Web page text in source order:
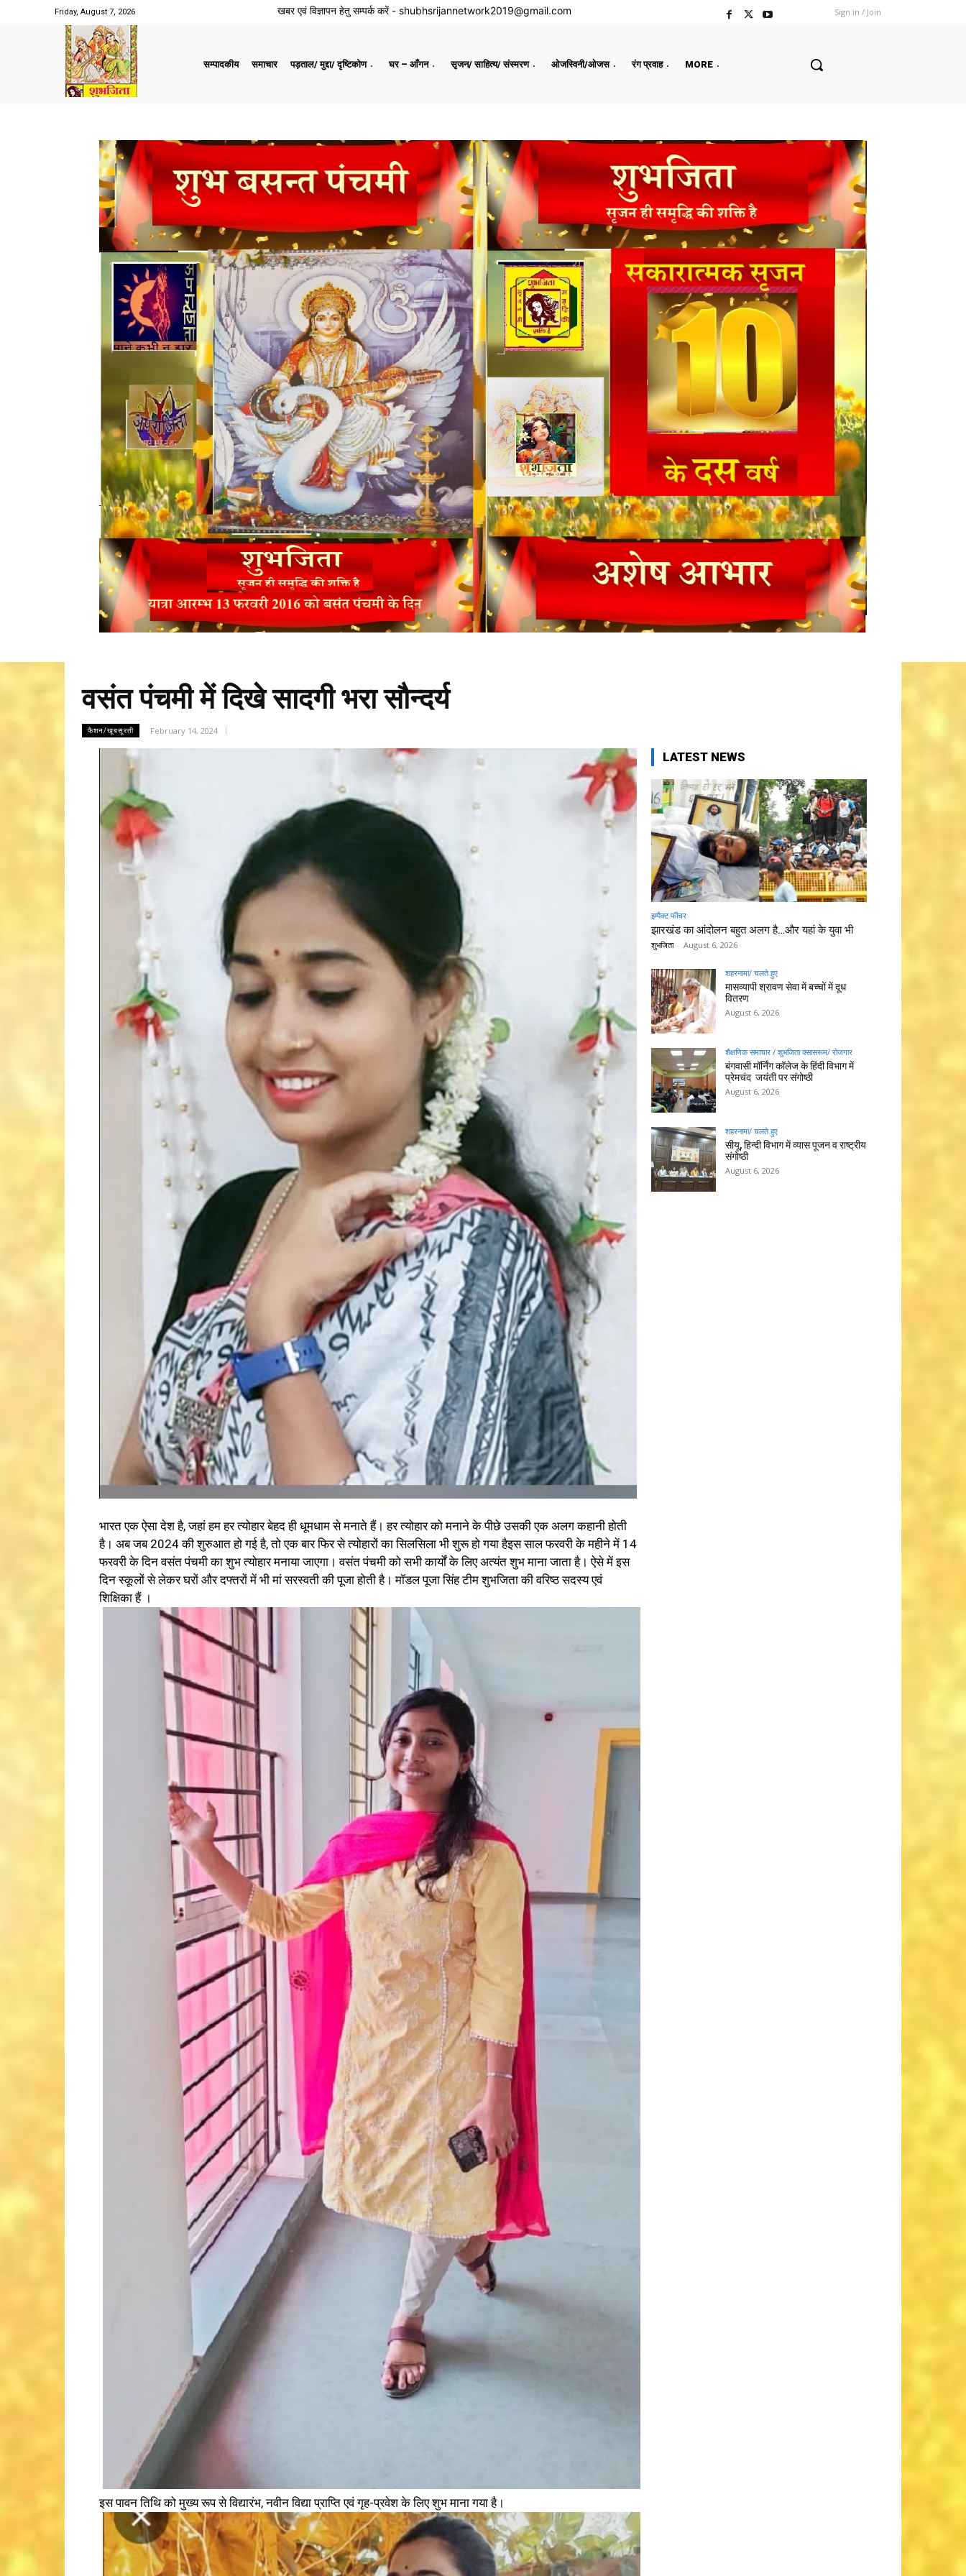
Friday, August 7, 2026 खबर एवं विज्ञापन हेतु सम्पर्क करें - shubhsrijannetwork2019@gmail.com Sign in / Join
सम्पादकीय समाचार पड़ताल/ मुद्दा/ दृष्टिकोण घर – आँगन सृजन/ साहित्य/ संस्मरण ओजस्विनी/ओजस रंग प्रवाह MORE
वसंत पंचमी में दिखे सादगी भरा सौन्दर्य
फैशन/खूबसूरती February 14, 2024
भारत एक ऐसा देश है, जहां हम हर त्योहार बेहद ही धूमधाम से मनाते हैं। हर त्योहार को मनाने के पीछे उसकी एक अलग कहानी होती
है। अब जब 2024 की शुरुआत हो गई है, तो एक बार फिर से त्योहारों का सिलसिला भी शुरू हो गया हैइस साल फरवरी के महीने में 14
फरवरी के दिन वसंत पंचमी का शुभ त्योहार मनाया जाएगा। वसंत पंचमी को सभी कार्यों के लिए अत्यंत शुभ माना जाता है। ऐसे में इस
दिन स्कूलों से लेकर घरों और दफ्तरों में भी मां सरस्वती की पूजा होती है। मॉडल पूजा सिंह टीम शुभजिता की वरिष्ठ सदस्य एवं
शिक्षिका हैं ।
इस पावन तिथि को मुख्य रूप से विद्यारंभ, नवीन विद्या प्राप्ति एवं गृह-प्रवेश के लिए शुभ माना गया है।
LATEST NEWS
इम्पैक्ट फीचर
झारखंड का आंदोलन बहुत अलग है…और यहां के युवा भी
शुभजिता - August 6, 2026
शहरनामा/ चलते हुए
मासव्यापी श्रावण सेवा में बच्चों में दूध
वितरण
August 6, 2026
शैक्षणिक समाचार / शुभजिता क्सासरूम/ रोजगार
बंगवासी मॉर्निंग कॉलेज के हिंदी विभाग में
प्रेमचंद जयंती पर संगोष्ठी
August 6, 2026
शहरनामा/ चलते हुए
सीयू, हिन्दी विभाग में व्यास पूजन व राष्ट्रीय
संगोष्ठी
August 6, 2026